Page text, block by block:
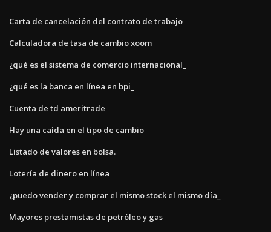
Carta de cancelación del contrato de trabajo
Calculadora de tasa de cambio xoom
¿qué es el sistema de comercio internacional_
¿qué es la banca en línea en bpi_
Cuenta de td ameritrade
Hay una caída en el tipo de cambio
Listado de valores en bolsa.
Lotería de dinero en línea
¿puedo vender y comprar el mismo stock el mismo día_
Mayores prestamistas de petróleo y gas